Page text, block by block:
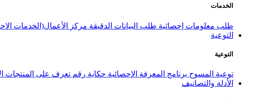
الخدمات
طلب معلومات إحصائية طلب البيانات الدقيقة مركز الأعمال(الخدمات
التوعية
التوعية
توعية المسوح برنامج المعرفة الإحصائية حكاية رقم تعرف على المنتجات
الأدلة والتصانيف